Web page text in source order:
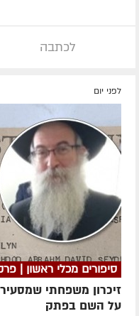
לכתבה
לפני יום
סיפורים מכלי ראשון | פרק
זיכרון משפחתי
על השם בפתק